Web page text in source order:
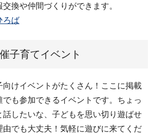
換や仲間づくりができます。
ろば
子育てイベント
向けイベントがたくさん！ここに掲載
でも参加できるイベントです。ちょっ
話したいな、子どもを思い切り遊ばせ
由でも大丈夫！気軽に遊びに来てくだ